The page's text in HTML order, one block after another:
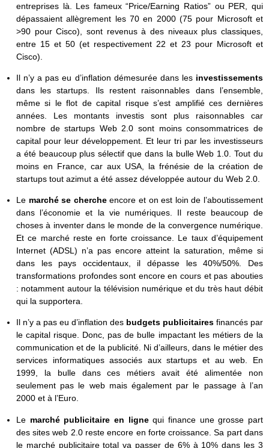
entreprises là. Les fameux “Price/Earning Ratios” ou PER, qui
dépassaient allègrement les 70 en 2000 (75 pour Microsoft et
>90 pour Cisco), sont revenus à des niveaux plus classiques,
entre 15 et 50 (et respectivement 22 et 23 pour Microsoft et
Cisco).
Il n’y a pas eu d’inflation démesurée dans les investissements
dans les startups. Ils restent raisonnables dans l’ensemble,
même si le flot de capital risque s’est amplifié ces dernières
années. Les montants investis sont plus raisonnables car
nombre de startups Web 2.0 sont moins consommatrices de
capital pour leur développement. Et leur tri par les investisseurs
a été beaucoup plus sélectif que dans la bulle Web 1.0. Tout du
moins en France, car aux USA, la frénésie de la création de
startups tout azimut a été assez développée autour du Web 2.0.
Le marché se chercheencore et on est loin de l’aboutissement
dans l’économie et la vie numériques. Il reste beaucoup de
choses à inventer dans le monde de la convergence numérique.
Et ce marché reste en forte croissance. Le taux d’équipement
Internet (ADSL) n’a pas encore atteint la saturation, même si
dans les pays occidentaux, il dépasse les 40%/50%. Des
transformations profondes sont encore en cours et pas abouties
: notamment autour la télévision numérique et du très haut débit
qui la supportera.
Il n’y a pas eu d’inflation des budgets publicitaires financés par
le capital risque. Donc, pas de bulle impactant les métiers de la
communication et de la publicité. Ni d’ailleurs, dans le métier des
services informatiques associés aux startups et au web. En
1999, la bulle dans ces métiers avait été alimentée non
seulement pas le web mais également par le passage à l’an
2000 et à l’Euro.
Le marché publicitaire en lignequi finance une grosse part
des sites web 2.0 reste encore en forte croissance. Sa part dans
le marché publicitaire total va passer de 6% à 10% dans les 3